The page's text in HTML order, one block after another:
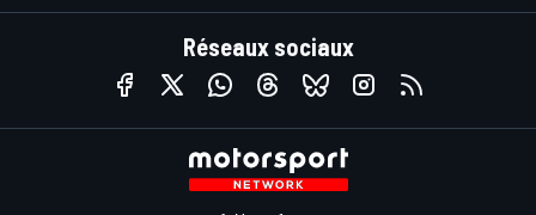
Réseaux sociaux